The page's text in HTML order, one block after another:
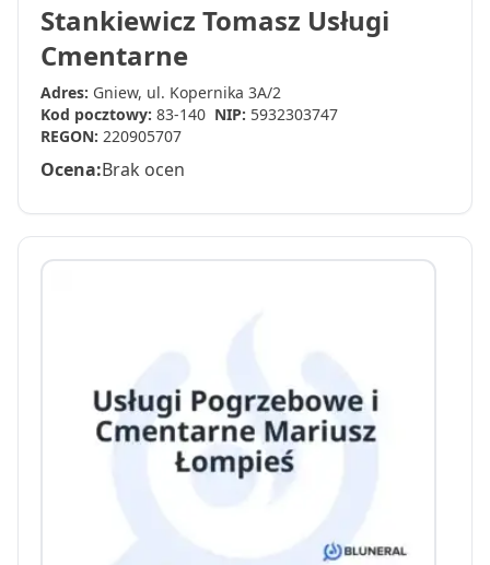
Stankiewicz Tomasz Usługi
Cmentarne
Adres: Gniew, ul. Kopernika 3A/2
Kod pocztowy: 83-140 NIP: 5932303747
REGON: 220905707
Ocena:Brak ocen